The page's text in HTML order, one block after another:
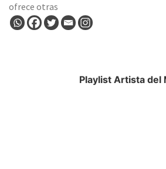
ofrece otras
Playlist Artista del